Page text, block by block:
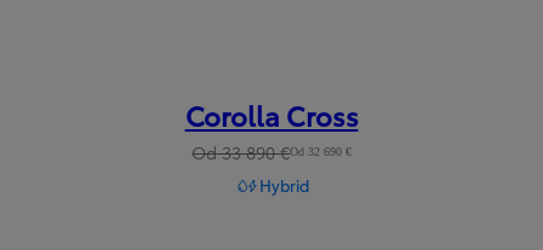
Corolla Cross
Od 33 890 €Od 32 690 €
Hybrid